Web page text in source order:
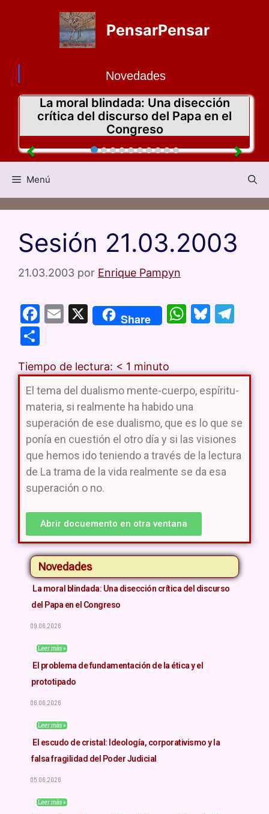
PensarPensar
Novedades
La moral blindada: Una disección
crítica del discurso del Papa en el
Congreso
Menú
Sesión 21.03.2003
21.03.2003 por Enrique Pampyn
F
e
b
o
o
k
E
l
X Share
W
s
A
p
p
Bl
s
k
gr
a
m
p
ar
tir
Tiempo de lectura: < 1 minuto
El tema del dualismo mente-cuerpo, espíritu-
materia, si realmente ha habido una
superación de ese dualismo, que es lo que se
ponía en cuestión el otro día y si las visiones
que hemos ido teniendo a través de la lectura
de La trama de la vida realmente se da esa
superación o no.
Abrir docuemento en otra ventana
Novedades
La moral blindada: Una disección crítica del discurso
del Papa en el Congreso
09.06.2026
Leer más »
El problema de fundamentación de la ética y el
prototipado
06.06.2026
Leer más »
El escudo de cristal: Ideología, corporativismo y la
falsa fragilidad del Poder Judicial
05.06.2026
Leer más »